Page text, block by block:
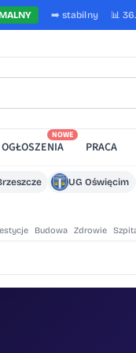
➡️ stabilny 📊
OGŁOSZENIA
NOWE
PRACA
UG Oświęcim
Budowa Zdrowie